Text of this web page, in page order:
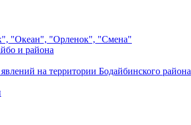
"Океан", "Орленок", "Смена"
и района
на территории Бодайбинского района